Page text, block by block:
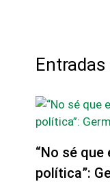
“No sé que
política”: